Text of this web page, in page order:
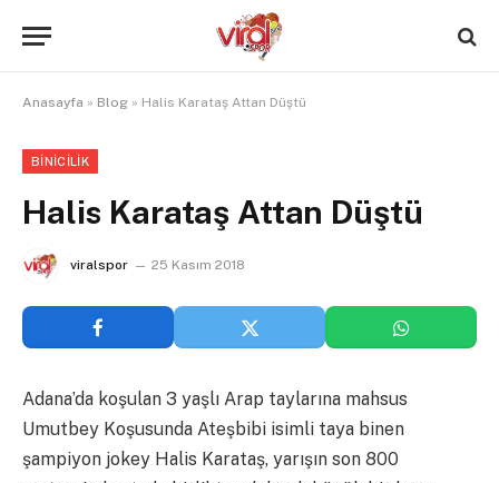
Anasayfa » Blog » Halis Karataş Attan Düştü
BINICILIK
Halis Karataş Attan Düştü
viralspor 25 Kasım 2018
Adana’da koşulan 3 yaşlı Arap taylarına mahsus
Umutbey Koşusunda Ateşbibi isimli taya binen
şampiyon jokey Halis Karataş, yarışın son 800